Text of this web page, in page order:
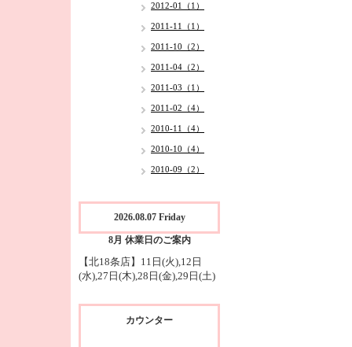
2012-01（1）
2011-11（1）
2011-10（2）
2011-04（2）
2011-03（1）
2011-02（4）
2010-11（4）
2010-10（4）
2010-09（2）
2026.08.07 Friday
8月 休業日のご案内
【北18条店】11日(火),12日
(水),27日(木),28日(金),29日(土)
カウンター